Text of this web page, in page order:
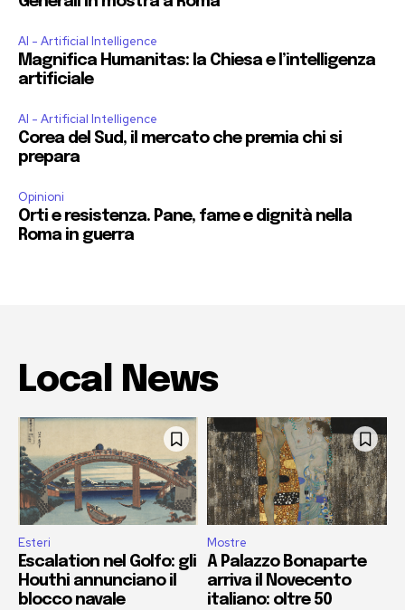
AI - Artificial Intelligence
Magnifica Humanitas: la Chiesa e l’intelligenza
artificiale
AI - Artificial Intelligence
Corea del Sud, il mercato che premia chi si
prepara
Opinioni
Orti e resistenza. Pane, fame e dignità nella
Roma in guerra
Local News
Esteri
Escalation nel Golfo: gli
Houthi annunciano il
blocco navale
Mostre
A Palazzo Bonaparte
arriva il Novecento
italiano: oltre 50